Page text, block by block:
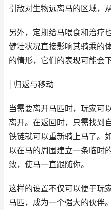
引敌对生物远离马的区域，
另外，定期给马喂食和治疗
健壮状况直接影响其骑乘的
的情形，它们的表现可能会下
| 归返与移动
当需要离开马匹时，玩家可
离开。在返回时，只需找到
铁链就可以重新骑上马了。
以在马的周围建立一条临时
致，使马一直跟随你。
这样的设置不仅可以便于玩
马匹，成为一个强大的伙伴。